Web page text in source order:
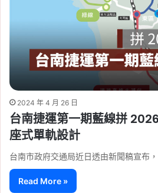
2024 年 4 月 26 日
台南捷運第一期藍線拼
座式單軌設計
台南市政府交通局近日透由新聞稿宣布
Read More »